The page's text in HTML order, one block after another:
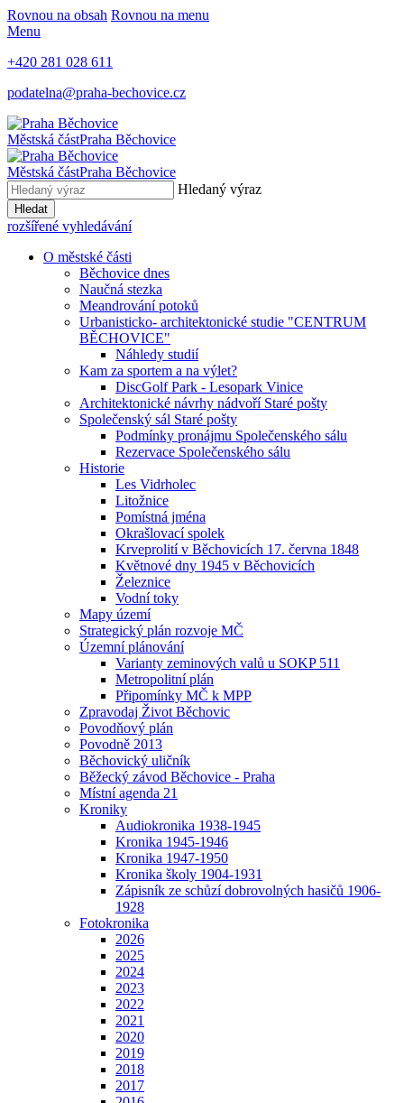
Rovnou na obsah Rovnou na menu
Menu
+420 281 028 611
podatelna@praha-bechovice.cz
Městská částPraha Běchovice
Městská částPraha Běchovice
Hledaný výraz
Hledat
rozšířené vyhledávání
O městské části
Běchovice dnes
Naučná stezka
Meandrování potoků
Urbanisticko- architektonické studie "CENTRUM
BĚCHOVICE"
Náhledy studií
Kam za sportem a na výlet?
DiscGolf Park - Lesopark Vinice
Architektonické návrhy nádvoří Staré pošty
Společenský sál Staré pošty
Podmínky pronájmu Společenského sálu
Rezervace Společenského sálu
Historie
Les Vidrholec
Litožnice
Pomístná jména
Okrašlovací spolek
Krveprolití v Běchovicích 17. června 1848
Květnové dny 1945 v Běchovicích
Železnice
Vodní toky
Mapy území
Strategický plán rozvoje MČ
Územní plánování
Varianty zeminových valů u SOKP 511
Metropolitní plán
Připomínky MČ k MPP
Zpravodaj Život Běchovic
Povodňový plán
Povodně 2013
Běchovický uličník
Běžecký závod Běchovice - Praha
Místní agenda 21
Kroniky
Audiokronika 1938-1945
Kronika 1945-1946
Kronika 1947-1950
Kronika školy 1904-1931
Zápisník ze schůzí dobrovolných hasičů 1906-
1928
Fotokronika
2026
2025
2024
2023
2022
2021
2020
2019
2018
2017